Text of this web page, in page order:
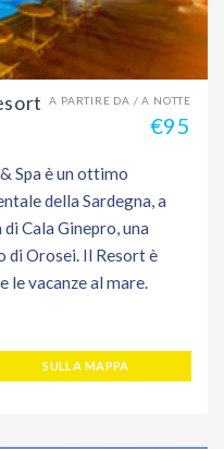
A PARTIRE DA / A NOTTE
€95
Spa è un ottimo
della Sardegna, a
Cala Ginepro, una
di Orosei. Il Resort è
le vacanze al mare.
SULLA MAPPA